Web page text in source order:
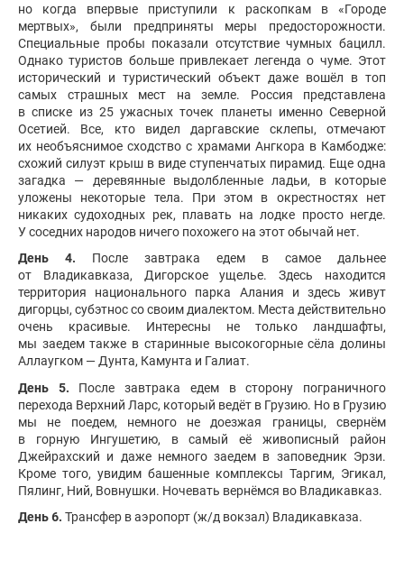
но когда впервые приступили к раскопкам в «Городе
мертвых», были предприняты меры предосторожности.
Специальные пробы показали отсутствие чумных бацилл.
Однако туристов больше привлекает легенда о чуме. Этот
исторический и туристический объект даже вошёл в топ
самых страшных мест на земле. Россия представлена
в списке из 25 ужасных точек планеты именно Северной
Осетией. Все, кто видел даргавские склепы, отмечают
их необъяснимое сходство с храмами Ангкора в Камбодже:
схожий силуэт крыш в виде ступенчатых пирамид. Еще одна
загадка — деревянные выдолбленные ладьи, в которые
уложены некоторые тела. При этом в окрестностях нет
никаких судоходных рек, плавать на лодке просто негде.
У соседних народов ничего похожего на этот обычай нет.
День 4. После завтрака едем в самое дальнее
от Владикавказа, Дигорское ущелье. Здесь находится
территория национального парка Алания и здесь живут
дигорцы, субэтнос со своим диалектом. Места действительно
очень красивые. Интересны не только ландшафты,
мы заедем также в старинные высокогорные сёла долины
Аллаугком — Дунта, Камунта и Галиат.
День 5. После завтрака едем в сторону пограничного
перехода Верхний Ларс, который ведёт в Грузию. Но в Грузию
мы не поедем, немного не доезжая границы, свернём
в горную Ингушетию, в самый её живописный район
Джейрахский и даже немного заедем в заповедник Эрзи.
Кроме того, увидим башенные комплексы Таргим, Эгикал,
Пялинг, Ний, Вовнушки. Ночевать вернёмся во Владикавказ.
День 6. Трансфер в аэропорт (ж/д вокзал) Владикавказа.